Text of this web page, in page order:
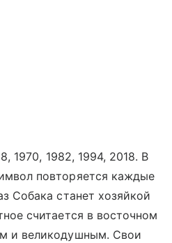
1970, 1982, 1994, 2018. В
повторяется каждые
Собака станет хозяйкой
считается в восточном
и великодушным. Свои